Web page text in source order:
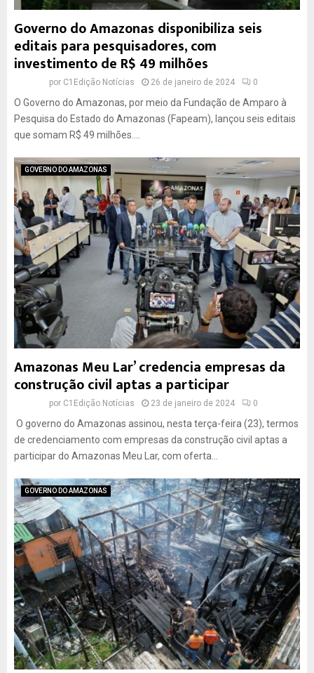
d
o
m
n
i
c
i
o
Governo do Amazonas disponibiliza seis
editais para pesquisadores, com
investimento de R$ 49 milhões
por C1Edição Notícias 26 de janeiro de 2024 0
O Governo do Amazonas, por meio da Fundação de Amparo à
Pesquisa do Estado do Amazonas (Fapeam), lançou seis editais
que somam R$ 49 milhões....
GOVERNO DO AMAZONAS
Amazonas Meu Lar’ credencia empresas da
construção civil aptas a participar
por C1Edição Notícias 23 de janeiro de 2024 0
O governo do Amazonas assinou, nesta terça-feira (23), termos
de credenciamento com empresas da construção civil aptas a
participar do Amazonas Meu Lar, com oferta...
GOVERNO DO AMAZONAS